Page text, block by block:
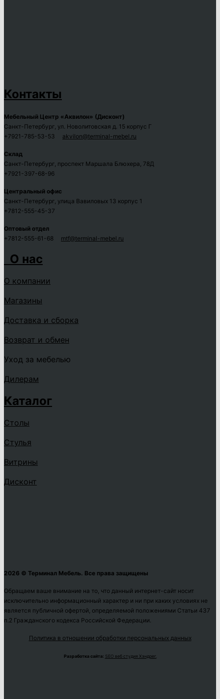
Контакты
Мебельный Центр «Аквилон» (Дисконт)
Санкт-Петербург, ул. Новолитовская д. 15 корпус Г
+7921-785-53-53 akvilon@terminal-mebel.ru
Склад
Санкт-Петербург, проспект Маршала Блюхера, 78Д
+7921-397-68-96
Центральный офис
Санкт-Петербург, улица Вавиловых 13 корпус 1
+7812-555-45-37
Оптовый отдел
+7812-555-61-68 mtf@terminal-mebel.ru
О нас
О компании
Магазины
Доставка и сборка
Возврат и обмен
Уход за мебелью
Дилерам
Каталог
Столы
Стулья
Витрины
Дисконт
2026 © Терминал Мебель. Все права защищены
Обращаем ваше внимание на то, что данный интернет-сайт носит
исключительно информационный характер и ни при каких условиях не
является публичной офертой, определяемой положениями Статьи 437
п.2 Гражданского кодекса Российской Федерации.
Политика в отношении обработки персональных данных
Разработка сайта: SEO веб студия Хэндрег.